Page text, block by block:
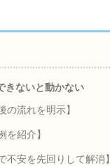
きないと動かない
の流れを明示】
を紹介】
不安を先回りして解消】